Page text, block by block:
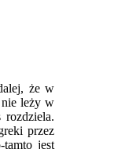
że w
nie leży w
przez
tamto jest